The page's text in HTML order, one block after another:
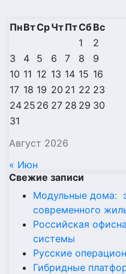
Август 2026
ПнВтСрЧтПтСбВс
1
2
3
4 5 6 7 8
9
10 11 12 13 14 15 16
17 18 19 20 21 22 23
24 25 26 27 28 29 30
31
« Июн
Свежие записи
Модульные дома:
современного
Российская
системы
Русские
Гибридные